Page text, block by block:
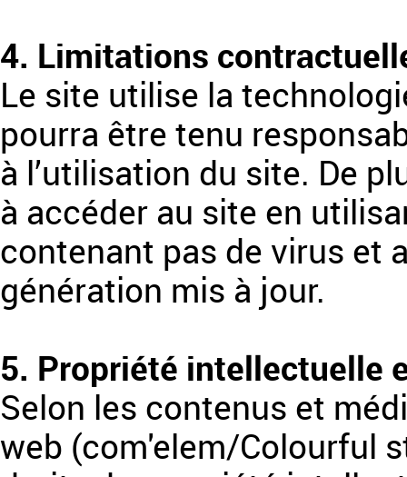
4. Limitations
Le site utilise la
pourra être tenu
à l’utilisation du site. De
à accéder au site en
contenant pas de virus et
génération mis à jour.
5. Propriété intellectuelle
Selon les contenus et
web (com'elem/Colourful